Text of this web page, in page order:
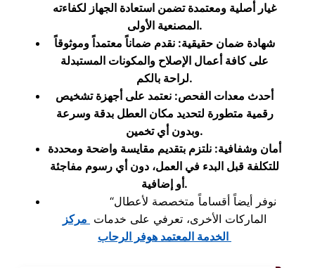
غيار أصلية ومعتمدة تضمن استعادة الجهاز لكفاءته
المصنعية الأولى.
شهادة ضمان حقيقية: نقدم ضماناً معتمداً وموثوقاً
على كافة أعمال الإصلاح والمكونات المستبدلة
لراحة بالكم.
أحدث معدات الفحص: نعتمد على أجهزة تشخيص
رقمية متطورة لتحديد مكان العطل بدقة وسرعة
وبدون أي تخمين.
أمان وشفافية: نلتزم بتقديم مقايسة واضحة ومحددة
للتكلفة قبل البدء في العمل، دون أي رسوم مفاجئة
أو إضافية.
“نوفر أيضاً أقساماً متخصصة لأعطال
الماركات الأخرى، تعرفي على خدمات مركز